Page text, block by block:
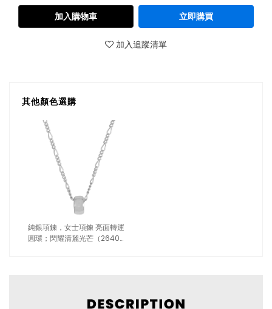
加入購物車 立即購買
加入追蹤清單
其他顏色選購
純銀項鍊，女士項鍊 亮面轉運
圓環；閃耀清麗光芒（2640銀